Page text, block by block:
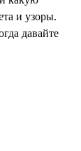
и узоры.
давайте